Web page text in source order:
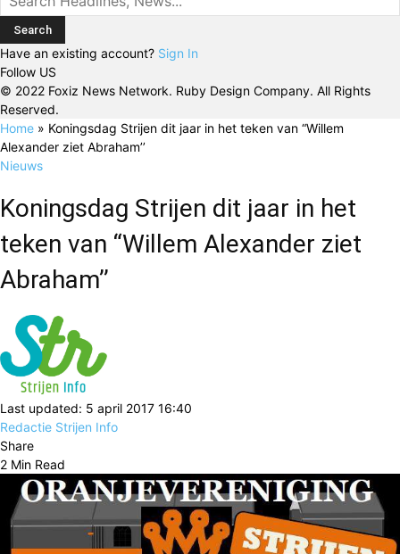
Have an existing account? Sign In
Follow US
© 2022 Foxiz News Network. Ruby Design Company. All Rights
Reserved.
Home » Koningsdag Strijen dit jaar in het teken van “Willem
Alexander ziet Abraham’’
Nieuws
Koningsdag Strijen dit jaar in het
teken van “Willem Alexander ziet
Abraham’’
Last updated: 5 april 2017 16:40
Redactie Strijen Info
Share
2 Min Read